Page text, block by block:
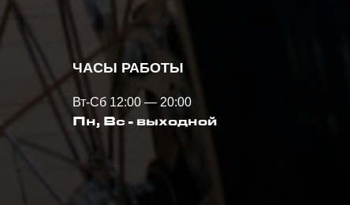
ЧАСЫ РАБОТЫ
Вт-Сб 12:00 — 20:00
Пн, Вс - выходной